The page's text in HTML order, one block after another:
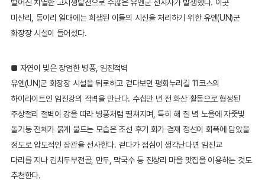
벌어진 치열한 고지쟁탈전으로 수많은 유엔군 전사자가 발생했다. 이곳
미산리, 동이리 일대에는 희생된 이들의 시신을 처리하기 위한 유엔(UN)군
화장장 시설이 들어섰다.
■ 자연이 빚은 장엄한 병풍, 임진적벽
유엔(UN)군 화장장 시설을 뒤로하고 걷다보면 평화누리길 11코스의
하이라이트인 임진강의 적벽을 만난다. 수십만 년 전 화산 활동으로 형성된
주상절리 절벽이 강을 따라 병풍처럼 펼쳐지며, 특히 해 질 녘 노을에 자줏빛
돌기둥 전체가 붉게 물드는 모습은 조선 후기 화가 겸재 정선이 화폭에 담았을
정도로 압도적인 장관을 선사한다. 걷다가 점심이 생각난다면 임진교
다리를 지나 김치두부전골, 만두, 막국수 등 진상리 마을 맛집을 이용하는 것도
추천한다.